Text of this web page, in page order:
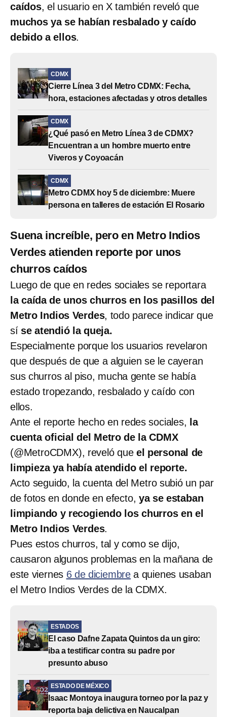
caídos, el usuario en X también reveló que
muchos ya se habían resbalado y caído
debido a ellos.
CDMX
Cierre Línea 3 del Metro CDMX: Fecha,
hora, estaciones afectadas y otros detalles
CDMX
¿Qué pasó en Metro Línea 3 de CDMX?
Encuentran a un hombre muerto entre
Viveros y Coyoacán
CDMX
Metro CDMX hoy 5 de diciembre: Muere
persona en talleres de estación El Rosario
Suena increíble, pero en Metro Indios
Verdes atienden reporte por unos
churros caídos
Luego de que en redes sociales se reportara
la caída de unos churros en los pasillos del
Metro Indios Verdes, todo parece indicar que
sí se atendió la queja.
Especialmente porque los usuarios revelaron
que después de que a alguien se le cayeran
sus churros al piso, mucha gente se había
estado tropezando, resbalado y caído con
ellos.
Ante el reporte hecho en redes sociales, la
cuenta oficial del Metro de la CDMX
(@MetroCDMX), reveló que el personal de
limpieza ya había atendido el reporte.
Acto seguido, la cuenta del Metro subió un par
de fotos en donde en efecto, ya se estaban
limpiando y recogiendo los churros en el
Metro Indios Verdes.
Pues estos churros, tal y como se dijo,
causaron algunos problemas en la mañana de
este viernes 6 de diciembre a quienes usaban
el Metro Indios Verdes de la CDMX.
ESTADOS
El caso Dafne Zapata Quintos da un giro:
iba a testificar contra su padre por
presunto abuso
ESTADO DE MÉXICO
Isaac Montoya inaugura torneo por la paz y
reporta baja delictiva en Naucalpan